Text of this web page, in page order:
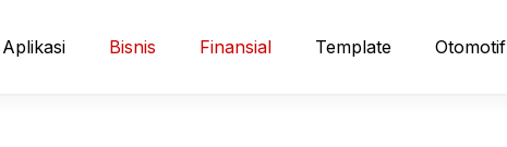
Aplikasi Bisnis Finansial Template Otomotif